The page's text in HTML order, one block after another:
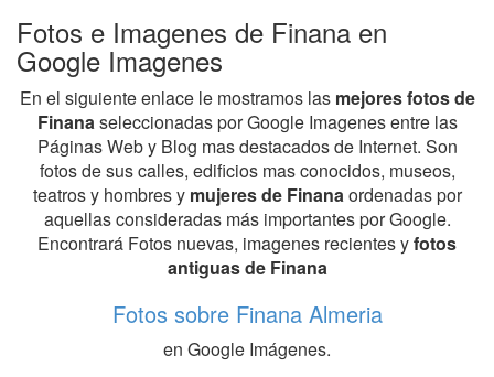
Fotos e Imagenes de Finana en
Google Imagenes
En el siguiente enlace le mostramos las mejores fotos de
Finanaseleccionadas por Google Imagenes entre las
Páginas Web y Blog mas destacados de Internet. Son
fotos de sus calles, edificios mas conocidos, museos,
teatros y hombres y mujeres de Finanaordenadas por
aquellas consideradas más importantes por Google.
Encontrará Fotos nuevas, imagenes recientes yfotos
antiguas de Finana
Fotos sobre Finana Almeria
en Google Imágenes.